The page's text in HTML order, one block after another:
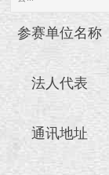
参赛单位名称
法人代表
通讯地址